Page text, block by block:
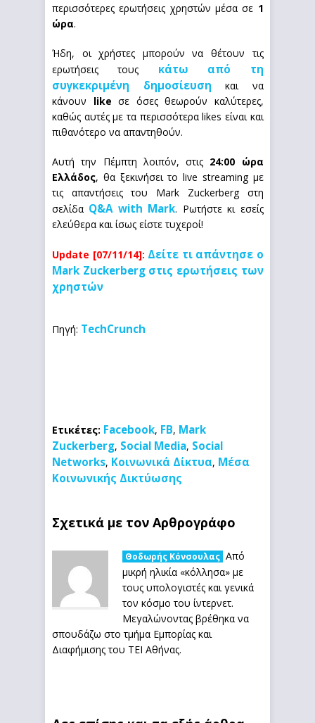
περισσότερες ερωτήσεις χρηστών μέσα σε 1
ώρα.
Ήδη, οι χρήστες μπορούν να θέτουν τις
ερωτήσεις τους κάτω από τη
συγκεκριμένη δημοσίευση και να
κάνουν like σε όσες θεωρούν καλύτερες,
καθώς αυτές με τα περισσότερα likes είναι και
πιθανότερο να απαντηθούν.
Αυτή την Πέμπτη λοιπόν, στις 24:00 ώρα
Ελλάδος, θα ξεκινήσει το live streaming με
τις απαντήσεις του Mark Zuckerberg στη
σελίδα Q&A with Mark. Ρωτήστε κι εσείς
ελεύθερα και ίσως είστε τυχεροί!
Update [07/11/14]: Δείτε τι απάντησε ο
Mark Zuckerberg στις ερωτήσεις των
χρηστών
Πηγή: TechCrunch
Ετικέτες: Facebook, FB, Mark
Zuckerberg, Social Media, Social
Networks, Κοινωνικά Δίκτυα, Μέσα
Κοινωνικής Δικτύωσης
Σχετικά με τον Αρθρογράφο
Θοδωρής Κόνσουλας Από
μικρή ηλικία «κόλλησα» με
τους υπολογιστές και γενικά
τον κόσμο του ίντερνετ.
Μεγαλώνοντας βρέθηκα να
σπουδάζω στο τμήμα Εμπορίας και
Διαφήμισης του ΤΕΙ Αθήνας.